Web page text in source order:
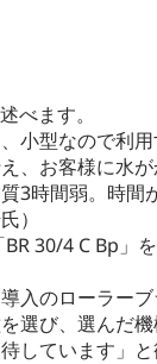
べます。
小型なので利
、お客様に水
3時間弱。時
）
30/4 C Bp
入のローラ
選び、選んだ
ています」と